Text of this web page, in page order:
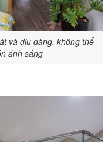
và dịu dàng, không thể
ánh sáng